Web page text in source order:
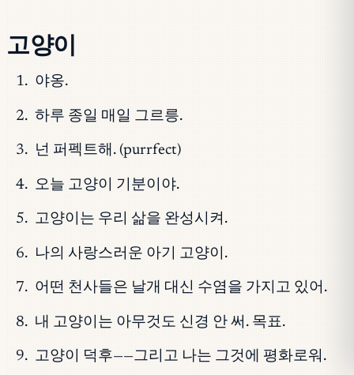
고양이
야옹.
하루 종일 매일 그르릉.
넌 퍼펙트해. (purrfect)
오늘 고양이 기분이야.
고양이는 우리 삶을 완성시켜.
나의 사랑스러운 아기 고양이.
어떤 천사들은 날개 대신 수염을 가지고 있어.
내 고양이는 아무것도 신경 안 써. 목표.
고양이 덕후——그리고 나는 그것에 평화로워.